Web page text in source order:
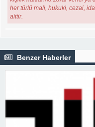
her türlü mali, hukuki, cezai,
aittir.
Benzer Haberler